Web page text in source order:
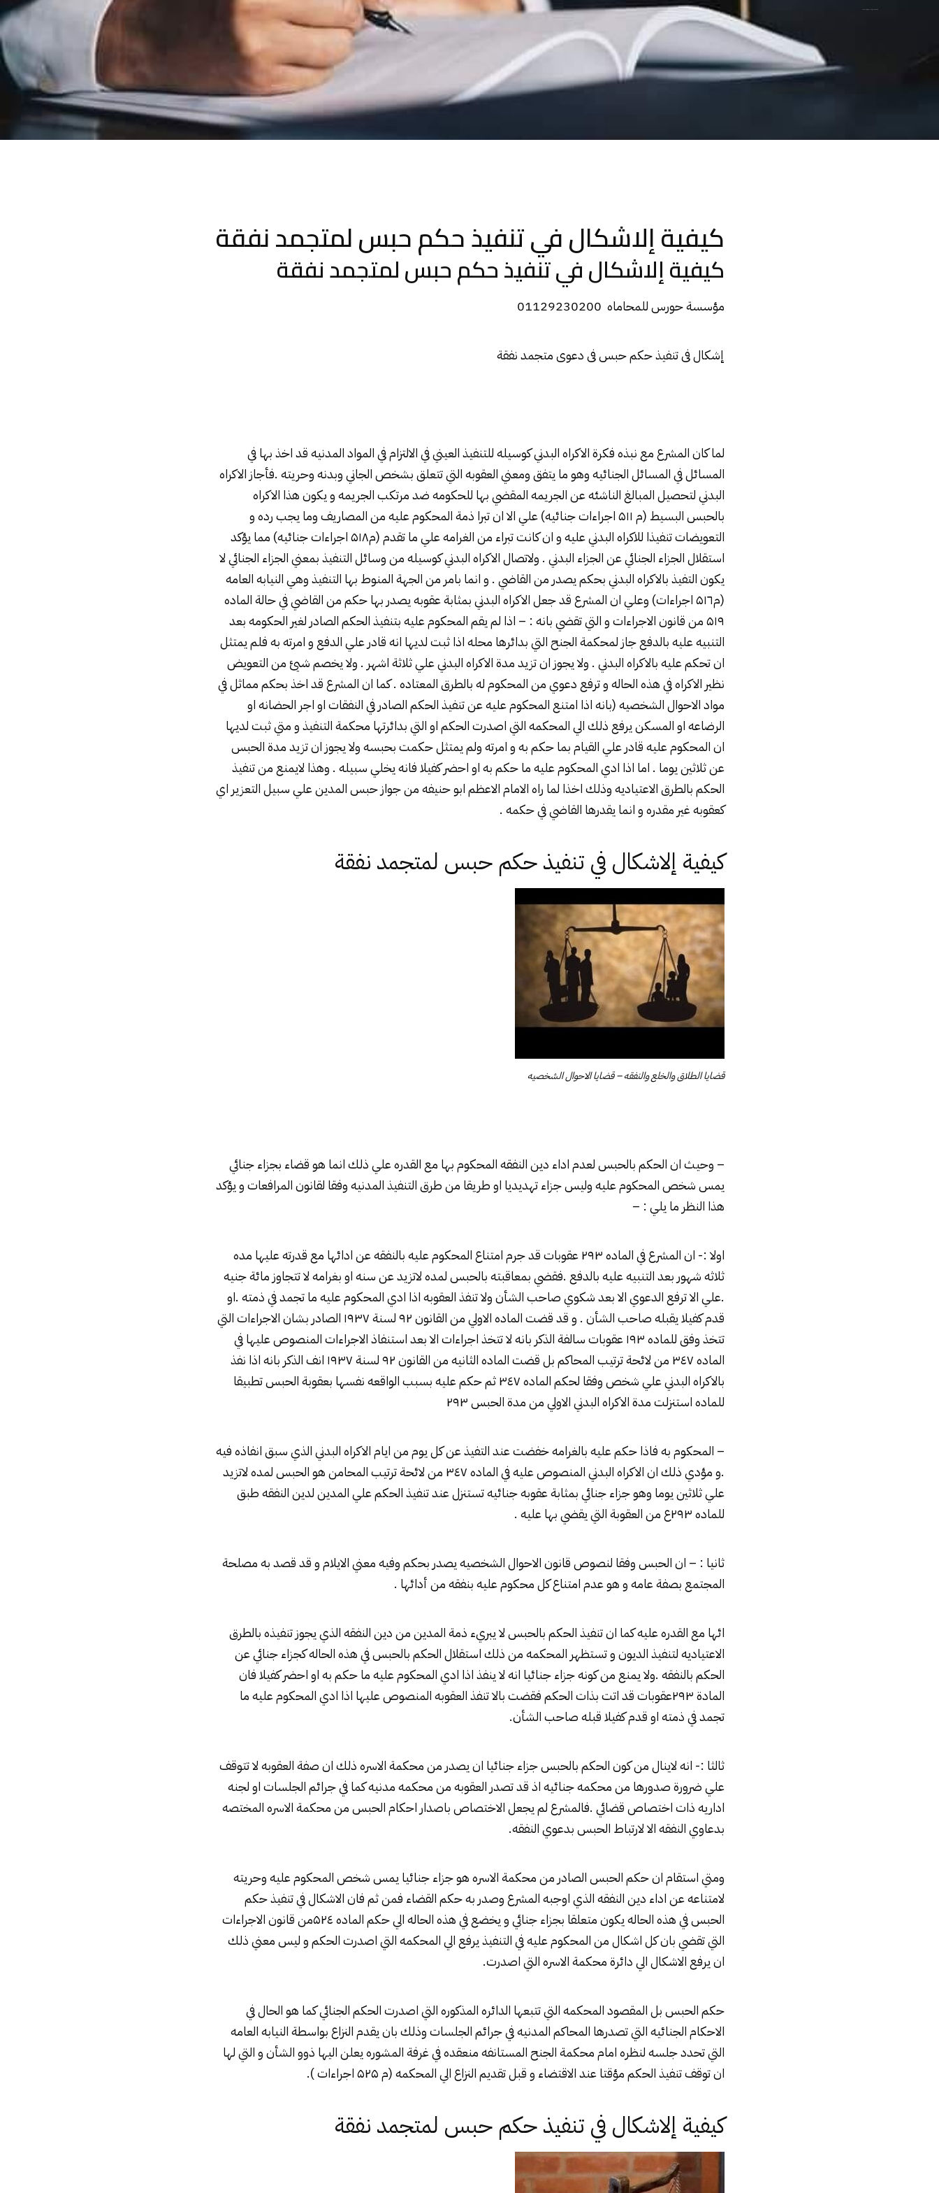
كيفية إلاشكال في تنفيذ حكم حبس لمتجمد نفقة
كيفية إلاشكال في تنفيذ حكم حبس لمتجمد نفقة
مؤسسة حورس للمحاماه 01129230200
إشكال فى تنفيذ حكم حبس فىدعوى متجمد نفقة
لما كان المشرع مع نبذه فكرة الاكراه البدني كوسيله للتنفيذ العيني في الالتزام في المواد المدنيه قد اخذ بها في
المسائل في المسائل الجنائيه وهو ما يتفق ومعني العقوبه التي تتعلق بشخص الجاني وبدنه وحريته .فأجاز الاكراه
البدني لتحصيل المبالغ الناشئه عن الجريمه المقضي بها للحكومه ضد مرتكب الجريمه و يكون هذا الاكراه
بالحبس البسيط (م ۵۱۱ اجراءات جنائيه) علي الا ان تبرا ذمة المحكوم عليه من المصاريف وما يجب رده و
التعويضات تنفيذا للاكراه البدني عليه و ان كانت تبراء من الغرامه علي ما تقدم (م۵۱۸ اجراءات جنائيه) مما يؤكد
استقلال الجزاء الجنائي عن الجزاء البدني . ولاتصال الاكراه البدني كوسيله من وسائل التنفيذ بمعني الجزاء الجنائي لا
يكون التفيذ بالاكراه البدني بحكم يصدر من القاضي . و انما بامر من الجهة المنوط بها التنفيذ وهي النيابه العامه
(م۵۱٦ اجراءات) وعلي ان المشرع قد جعل الاكراه البدني بمثابة عقوبه يصدر بها حكم من القاضي في حالة الماده
۵۱۹ من قانون الاجراءات و التي تقضي بانه : – اذا لم يقم المحكوم عليه بتنفيذ الحكم الصادر لغير الحكومه بعد
التنبيه عليه بالدفع جاز لمحكمة الجنح التي بدائرها محله اذا ثبت لديها انه قادر علي الدفع و امرته به فلم يمتثل
ان تحكم عليه بالاكراه البدني . ولا يجوز ان تزيد مدة الاكراه البدني علي ثلاثة اشهر . ولا يخصم شيئ من التعويض
نظير الاكراه في هذه الحاله و ترفع دعوي من المحكوم له بالطرق المعتاده . كما ان المشرع قد اخذ بحكم مماثل في
مواد الاحوال الشخصيه (بانه اذا امتنع المحكوم عليه عن تنفيذ الحكم الصادر في النفقات او اجر الحضانه او
الرضاعه او المسكن يرفع ذلك الي المحكمه التي اصدرت الحكم او التي بدائرتها محكمة التنفيذ و متي ثبت لديها
ان المحكوم عليه قادر علي القيام بما حكم به و امرته ولم يمتثل حكمت بحبسه ولا يجوز ان تزيد مدة الحبس
عن ثلاثين يوما . اما اذا ادي المحكوم عليه ما حكم به او احضر كفيلا فانه يخلي سبيله . وهذا لايمنع من تنفيذ
الحكم بالطرق الاعتياديه وذلك اخذا لما راه الامام الاعظم ابو حنيفه من جواز حبس المدين علي سبيل التعزير اي
كعقوبه غير مقدره و انما يقدرها القاضي في حكمه .
كيفية إلاشكال في تنفيذ حكم حبس لمتجمد نفقة
قضايا الطلاق والخلع والنفقه – قضايا الاحوال الشخصيه
– وحيث ان الحكم بالحبس لعدم اداء دين النفقه المحكوم بها مع القدره علي ذلك انما هو قضاء بجزاء جنائي
يمس شخص المحكوم عليه وليس جزاء تهديديا او طريقا من طرق التنفيذ المدنيه وفقا لقانون المرافعات و يؤكد
هذا النظر ما يلي : –
اولا :- ان المشرع في الماده ۲۹۳ عقوبات قد جرم امتناع المحكوم عليه بالنفقه عن ادائها مع قدرته عليها مده
ثلاثه شهور بعد التنبيه عليه بالدفع .فقضي بمعاقبته بالحبس لمده لاتزيد عن سنه او بغرامه لا تتجاوز مائة جنيه
.علي الا ترفع الدعوي الا بعد شكوي صاحب الشأن ولا تنفذ العقوبه اذا ادي المحكوم عليه ما تجمد في ذمته .او
قدم كفيلا يقبله صاحب الشأن . و قد قضت الماده الاولي من القانون ۹۲ لسنة ۱۹۳۷ الصادر بشان الاجراءات التي
تتخذ وفق للماده ۱۹۳ عقوبات سالفة الذكر بانه لا تتخذ اجراءات الا بعد استنفاذ الاجراءات المنصوص عليها في
الماده ۳٤۷ من لائحة ترتيب المحاكم بل قضت الماده الثانيه من القانون ۹۲ لسنة ۱۹۳۷ انف الذكر بانه اذا نفذ
بالاكراه البدني علي شخص وفقا لحكم الماده ۳٤۷ ثم حكم عليه بسبب الواقعه نفسها بعقوبة الحبس تطبيقا
للماده استنزلت مدة الاكراه البدني الاولي من مدة الحبس ۲۹۳
– المحكوم به فاذا حكم عليه بالغرامه خفضت عند التفيذ عن كل يوم من ايام الاكراه البدني الذي سبق انفاذه فيه
.و مؤدي ذلك ان الاكراه البدني المنصوص عليه في الماده ۳٤۷ من لائحة ترتيب المحامن هو الحبس لمده لاتزيد
علي ثلاثين يوما وهو جزاء جنائي بمثابة عقوبه جنائيه تستنزل عند تنفيذ الحكم علي المدين لدين النفقه طبق
للماده ۲۹۳ع من العقوبة التي يقضي بها عليه .
ثانيا : – ان الحبس وفقا لنصوص قانون الاحوال الشخصيه يصدر بحكم وفيه معني الايلام و قد قصد به مصلحة
المجتمع بصفة عامه و هو عدم امتناع كل محكوم عليه بنفقه من أدائها .
ائها مع القدره عليه كما ان تنفيذ الحكم بالحبس لا يبريء ذمة المدين من دين النفقه الذي يجوز تنفيذه بالطرق
الاعتياديه لتنفيذ الديون و تستظهر المحكمه من ذلك استقلال الحكم بالحبس في هذه الحاله كجزاء جنائي عن
الحكم بالنفقه .ولا يمنع من كونه جزاء جنائيا انه لا ينفذ اذا ادي المحكوم عليه ما حكم به او احضر كفيلا فان
المادة ۲۹۳عقوبات قد اتت بذات الحكم فقضت بالا تنفذ العقوبه المنصوص عليها اذا ادي المحكوم عليه ما
تجمد في ذمته او قدم كفيلا قبله صاحب الشأن.
ثالثا :- انه لاينال من كون الحكم بالحبس جزاء جنائيا ان يصدر من محكمة الاسره ذلك ان صفة العقوبه لا تتوقف
علي ضرورة صدورها من محكمه جنائيه اذ قد تصدر العقوبه من محكمه مدنيه كما في جرائم الجلسات او لجنه
اداريه ذات اختصاص قضائي .فالمشرع لم يجعل الاختصاص باصدار احكام الحبس من محكمة الاسره المختصه
بدعاوي النفقه الا لارتباط الحبس بدعوي النفقه.
ومتي استقام ان حكم الحبس الصادر من محكمة الاسره هو جزاء جنائيا يمس شخص المحكوم عليه وحريته
لامتناعه عن اداء دين النفقه الذي اوجبه المشرع وصدر به حكم القضاء فمن ثم فانالاشكالفي تنفيذ حكم
الحبس في هذه الحاله يكون متعلقا بجزاء جنائي و يخضع في هذه الحاله الي حكم الماده ۵۲٤من قانون الاجراءات
التي تقضي بان كل اشكال من المحكوم عليه في التنفيذ يرفع الي المحكمه التي اصدرت الحكم و ليس معني ذلك
ان يرفع الاشكال الي دائرة محكمة الاسره التي اصدرت.
حكم الحبس بل المقصود المحكمه التي تتبعها الدائره المذكوره التي اصدرت الحكم الجنائي كما هو الحال في
الاحكام الجنائيه التي تصدرها المحاكم المدنيه في جرائم الجلسات وذلك بان يقدم النزاع بواسطة النيابه العامه
التي تحدد جلسه لنظره امام محكمة الجنح المستانفه منعقده في غرفة المشوره يعلن اليها ذوو الشأن و التي لها
ان توقف تنفيذ الحكم مؤقتا عند الاقتضاء و قبل تقديم النزاع الي المحكمه (م ۵۲۵ اجراءات ).
كيفية إلاشكال في تنفيذ حكم حبس لمتجمد نفقة